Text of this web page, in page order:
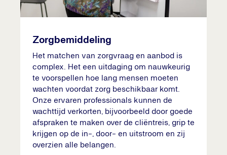
Zorgbemiddeling
Het matchen van zorgvraag en aanbod is
complex. Het een uitdaging om nauwkeurig
te voorspellen hoe lang mensen moeten
wachten voordat zorg beschikbaar komt.
Onze ervaren professionals kunnen de
wachttijd verkorten, bijvoorbeeld door goede
afspraken te maken over de cliëntreis, grip te
krijgen op de in-, door- en uitstroom en zij
overzien alle belangen.